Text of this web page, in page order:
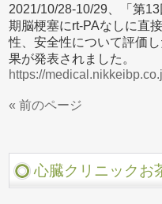
2021/10/28-10/29、「第
期脳梗塞にrt-PAなしに直
性、安全性について評価
果が発表されました。
https://
« 前のページ
心臓クリニックお